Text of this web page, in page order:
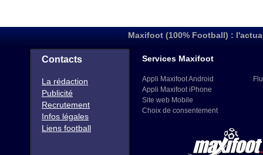
Maxifoot (100% Football) :
Contacts
La rédaction
Publicité
Recrutement
Infos légales
Liens football
Services Maxifoot
Appli Maxifoot Android
Appli Maxifoot iPhone
Site web Mobile
Choix de consentement